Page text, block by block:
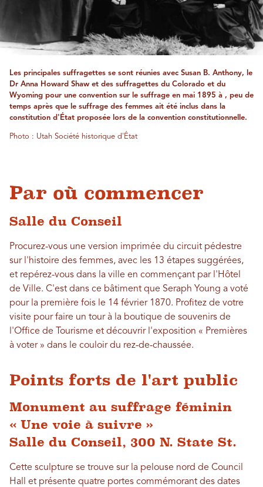
Les principales suffragettes se sont réunies avec Susan B. Anthony, le
Dr Anna Howard Shaw et des suffragettes du Colorado et du
Wyoming pour une convention sur le suffrage en mai 1895 à , peu de
temps après que le suffrage des femmes ait été inclus dans la
constitution d'État proposée lors de la convention constitutionnelle.
Photo : Utah Société historique d'État
Par où commencer
Salle du Conseil
Procurez-vous une version imprimée du circuit pédestre
sur l'histoire des femmes, avec les 13 étapes suggérées,
et repérez-vous dans la ville en commençant par l'Hôtel
de Ville. C'est dans ce bâtiment que Seraph Young a voté
pour la première fois le 14 février 1870. Profitez de votre
visite pour faire un tour à la boutique de souvenirs de
l'Office de Tourisme et découvrir l'exposition « Premières
à voter » dans le couloir du rez-de-chaussée.
Points forts de l'art public
Monument au suffrage féminin
« Une voie à suivre »
Salle du Conseil, 300 N. State St.
Cette sculpture se trouve sur la pelouse nord de Council
Hall et présente quatre portes commémorant des dates